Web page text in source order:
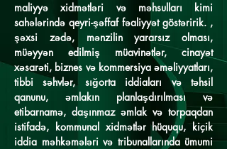
maliyyə xidmətləri və məhsulları kimi
sahələrində qeyri-şəffaf fəaliyyət göstəririk. ,
şəxsi zədə, mənzilin yararsız olması,
müəyyən edilmiş müavinətlər, cinayət
xəsarəti, biznes və kommersiya əməliyyatları,
tibbi səhvlər, sığorta iddiaları və təhsil
qanunu, əmlakın planlaşdırılması və
etibarnamə, daşınmaz əmlak və torpaqdan
istifadə, kommunal xidmətlər hüququ, kiçik
iddia məhkəmələri və tribunallarında ümumi